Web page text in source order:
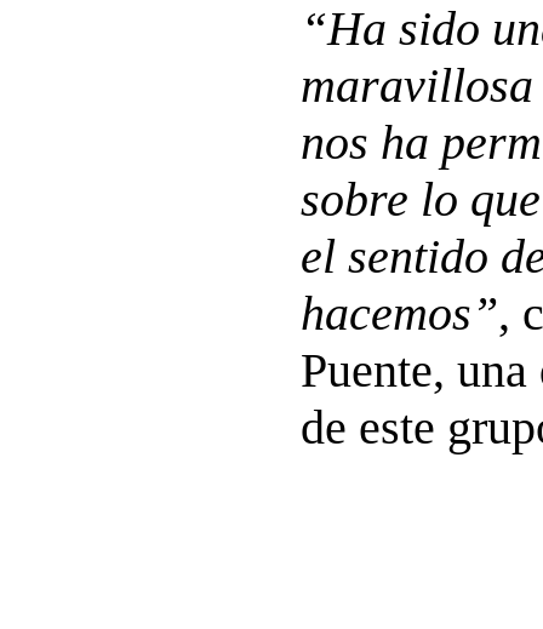
“Ha sido
maravillosa
nos ha
sobre lo
el sentido
hacemos”,
Puente,
de este